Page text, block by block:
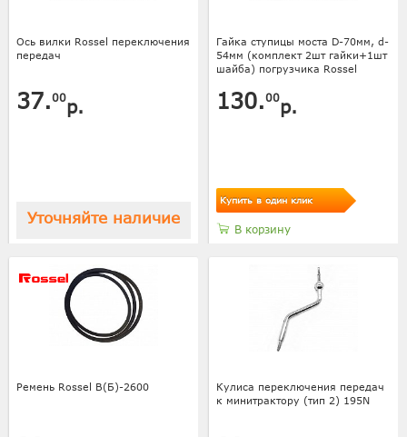
Ось вилки Rossel переключения
передач
37.00р.
Уточняйте наличие
Гайка ступицы моста D-70мм, d-
54мм (комплект 2шт гайки+1шт
шайба) погрузчика Rossel
130.00р.
Купить в один клик
В корзину
Ремень Rossel В(Б)-2600
Кулиса переключения передач
к минитрактору (тип 2) 195N